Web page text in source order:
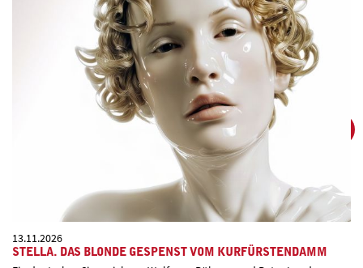
13.11.2026
STELLA. DAS BLONDE GESPENST VOM KURFÜRSTENDAMM